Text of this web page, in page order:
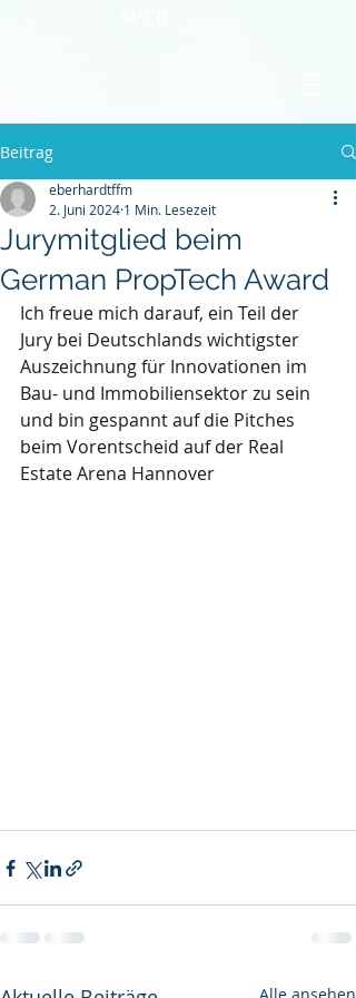
Beitrag
Jurymitglied beim
German PropTech Award
eberhardtffm
2. Juni 2024 1 Min. Lesezeit
Ich freue mich darauf, ein Teil der
Jury bei Deutschlands wichtigster
Auszeichnung für Innovationen im
Bau- und Immobiliensektor zu sein
und bin gespannt auf die Pitches
beim Vorentscheid auf der Real
Estate Arena Hannover